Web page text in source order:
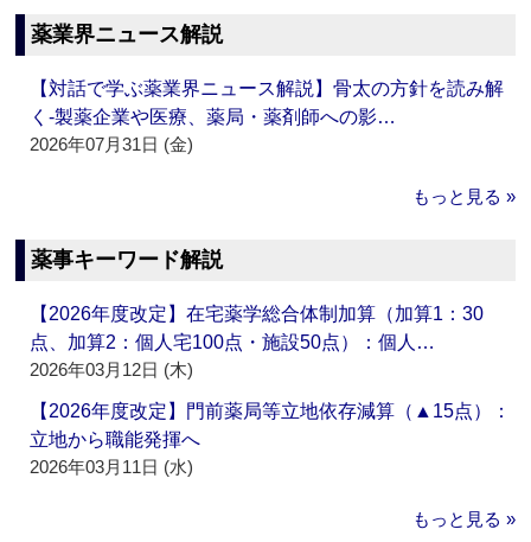
薬業界ニュース解説
【対話で学ぶ薬業界ニュース解説】骨太の方針を読み解
く‐製薬企業や医療、薬局・薬剤師への影…
2026年07月31日 (金)
もっと見る »
薬事キーワード解説
【2026年度改定】在宅薬学総合体制加算（加算1：30
点、加算2：個人宅100点・施設50点）：個人…
2026年03月12日 (木)
【2026年度改定】門前薬局等立地依存減算（▲15点）：
立地から職能発揮へ
2026年03月11日 (水)
もっと見る »